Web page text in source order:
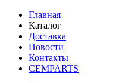
Главная
Каталог
Доставка
Новости
Контакты
CEMPARTS